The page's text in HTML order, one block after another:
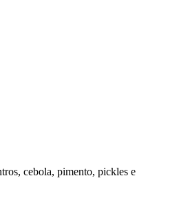
cebola, pimento, pickles e